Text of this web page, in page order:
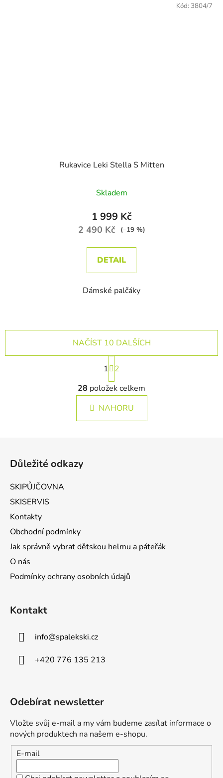
Rukavice Leki Stella S Mitten
Skladem
1 999 Kč
2 490 Kč (–19 %)
DETAIL
Dámské palčáky
Kód: 3804/7
Ovládací prvky výpisu
NAČÍST 10 DALŠÍCH
Stránkování
1
2
28 položek celkem
NAHORU
Důležité odkazy
SKIPŮJČOVNA
SKISERVIS
Kontakty
Obchodní podmínky
Jak správně vybrat dětskou helmu a páteřák
O nás
Podmínky ochrany osobních údajů
Kontakt
info@spalekski.cz
+420 776 135 213
Odebírat newsletter
Vložte svůj e-mail a my vám budeme zasílat informace o
nových produktech na našem e-shopu.
E-mail